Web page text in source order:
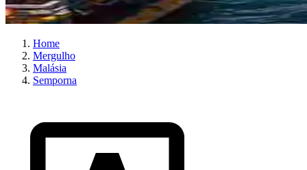
Home
Mergulho
Malásia
Semporna